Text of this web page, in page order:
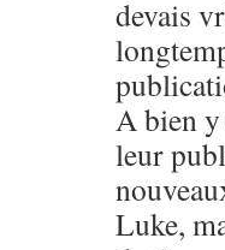
devais
A bien y
leur
Luke,